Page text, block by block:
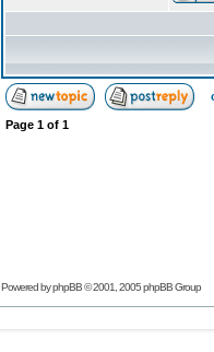
Page 1of 1
Powered byphpBB© 2001, 2005 phpBB Group